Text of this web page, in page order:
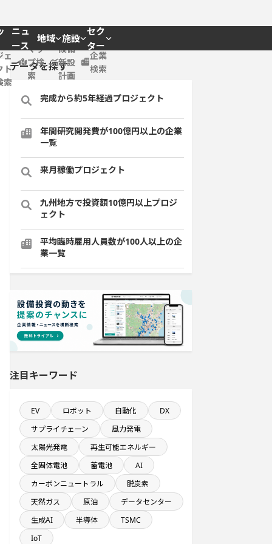
ニュ
ース
地域 施設
セク
ター
ェ
ト
索
マッ
プ検
索
設備
新設
計画
企業
検索
データを探す
完成から約5年経過プロジェクト
年間研究開発費が100億円以上の企業
一覧
来月稼働プロジェクト
九州地方で投資額10億円以上プロジ
ェクト
平均臨時雇用人員数が100人以上の企
業一覧
従業員数が100人以上の企業一覧
既に100億円以上の支払いが終了した
設備新設計画
稼働から約5年経過プロジェクト
自動車関連工場のプロジェクト
医薬品工場のプロジェクト
注目キーワード
EV ロボット 自動化
DX
サプライチェーン
風力発電
太陽光発電
再生可能エネルギー
全固体電池
蓄電池
AI
カーボンニュートラル
脱炭素
天然ガス
原油
データセンター
生成AI
半導体
TSMC
IoT